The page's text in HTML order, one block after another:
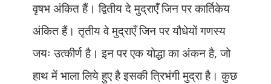
वृषभ अंकित हैं। द्वितीय दे मुद्राएँ जिन पर कार्तिकेय
अंकित हैं। तृतीय वे मुद्राएँ जिन पर यौधेयों गणस्य
जयः उत्कीर्ण है। इन पर एक योद्धा का अंकन है,जो
हाथ में भाला लिये हुए है इसकी त्रिभंगी मुद्रा है। कुछ